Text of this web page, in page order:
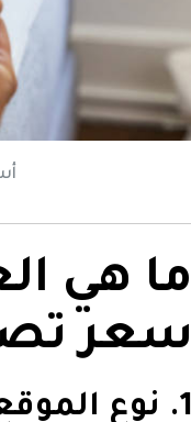
ما هي
سعر
1. نوع الموقع